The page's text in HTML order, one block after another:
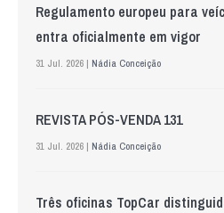
Regulamento europeu para
entra oficialmente em vigor
31 Jul. 2026 | Nádia Conceição
REVISTA PÓS-VENDA 131
31 Jul. 2026 | Nádia Conceição
Três oficinas TopCar